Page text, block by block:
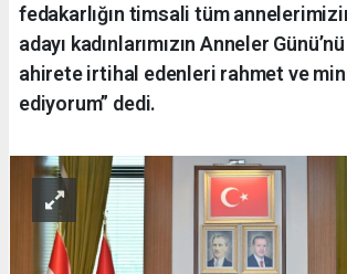
fedakarlığın timsali tüm
adayı kadınlarımızın Anneler
ahirete irtihal edenleri rahmet ve
ediyorum” dedi.